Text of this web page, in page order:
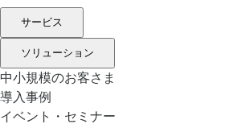
サービス
ソリューション
中小規模のお客さま
導入事例
イベント・セミナー